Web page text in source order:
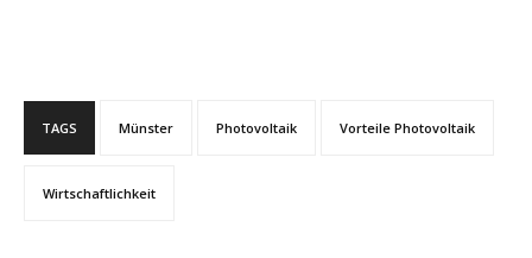
TAGS Münster Photovoltaik Vorteile Photovoltaik
Wirtschaftlichkeit